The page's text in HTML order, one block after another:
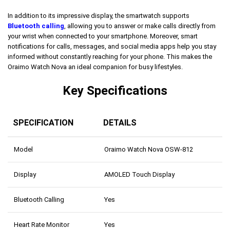
In addition to its impressive display, the smartwatch supports
Bluetooth calling, allowing you to answer or make calls directly from
your wrist when connected to your smartphone. Moreover, smart
notifications for calls, messages, and social media apps help you stay
informed without constantly reaching for your phone. This makes the
Oraimo Watch Nova an ideal companion for busy lifestyles.
Key Specifications
SPECIFICATION DETAILS
Model Oraimo Watch Nova OSW-812
Display AMOLED Touch Display
Bluetooth Calling Yes
Heart Rate Monitor Yes